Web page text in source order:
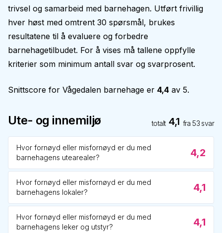
trivsel og samarbeid med barnehagen. Utført frivillig
hver høst med omtrent 30 spørsmål, brukes
resultatene til å evaluere og forbedre
barnehagetilbudet. For å vises må tallene oppfylle
kriterier som minimum antall svar og svarprosent.
Snittscore for Vågedalen barnehage er 4,4 av 5.
Ute- og innemiljø totalt 4,1 fra53 svar
Hvor fornøyd eller misfornøyd er du med
barnehagens utearealer?
4,2
Hvor fornøyd eller misfornøyd er du med
barnehagens lokaler?
4,1
Hvor fornøyd eller misfornøyd er du med
barnehagens leker og utstyr?
4,1